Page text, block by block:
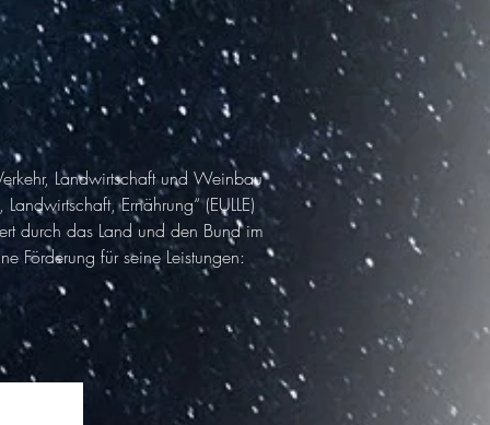
Landwirtschaft und Weinbau
Ernährung“ (EULLE)
durch das Land und den Bund im
Förderung für seine Leistungen: